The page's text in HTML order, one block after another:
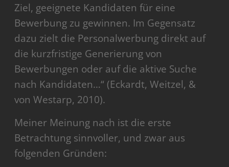
Ziel, geeignete Kandidaten für eine
Bewerbung zu gewinnen. Im Gegensatz
dazu zielt die Personalwerbung direkt auf
die kurzfristige Generierung von
Bewerbungen oder auf die aktive Suche
nach Kandidaten…“ (Eckardt, Weitzel, &
von Westarp, 2010).
Meiner Meinung nach ist die erste
Betrachtung sinnvoller, und zwar aus
folgenden Gründen: